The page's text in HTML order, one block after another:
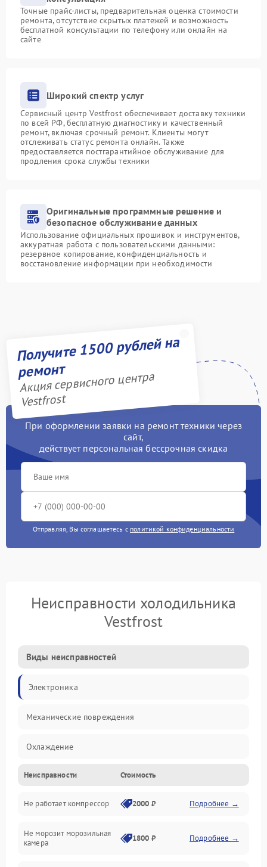
Точные прайс-листы, предварительная оценка стоимости
ремонта, отсутствие скрытых платежей и возможность
бесплатной консультации по телефону или онлайн на
сайте
Широкий спектр услуг
Сервисный центр Vestfrost обеспечивает доставку техники
по всей РФ, бесплатную диагностику и качественный
ремонт, включая срочный ремонт. Клиенты могут
отслеживать статус ремонта онлайн. Также
предоставляется постгарантийное обслуживание для
продления срока службы техники
Оригинальные программные решение и
безопасное обслуживание данных
Использование официальных прошивок и инструментов,
аккуратная работа с пользовательскими данными:
резервное копирование, конфиденциальность и
восстановление информации при необходимости
Получите 1500 рублей на
ремонт
Акция сервисного центра
Vestfrost
При оформлении заявки на ремонт техники через
сайт,
действует персональная бессрочная скидка
Отправляя, Вы соглашаетесь с политикой конфиденциальности
Неисправности холодильника
Vestfrost
Виды неисправностей
Электроника
Механические повреждения
Охлаждение
Механика
Электропитание
Дренаж
Неисправности Стоимость
Не работает компрессор 2000 ₽ Подробнее →
Не морозит морозильная
камера
1800 ₽ Подробнее →